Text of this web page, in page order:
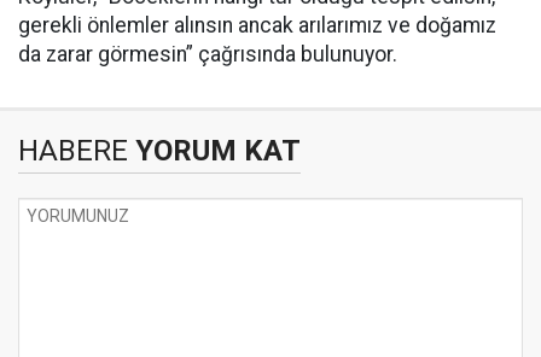
gerekli önlemler alınsın ancak arılarımız ve doğamız
da zarar görmesin” çağrısında bulunuyor.
HABERE YORUM KAT